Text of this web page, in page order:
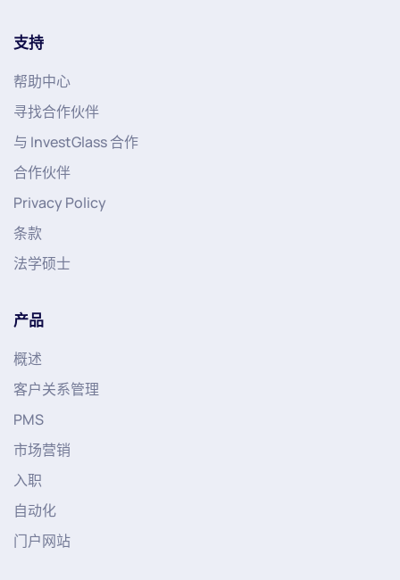
支持
帮助中心
寻找合作伙伴
与 InvestGlass 合作
合作伙伴
Privacy Policy
条款
法学硕士
产品
概述
客户关系管理
PMS
市场营销
入职
自动化
门户网站